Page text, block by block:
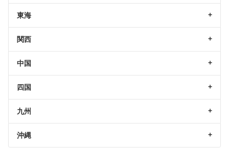
東海
関西
中国
四国
九州
沖縄